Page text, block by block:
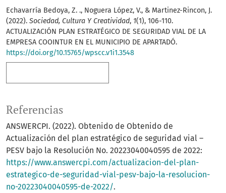
Echavarría Bedoya, Z. ., Noguera López, V., & Martinez-Rincon, J.
(2022). Sociedad, Cultura Y Creatividad, 1(1), 106-110.
ACTUALIZACIÓN PLAN ESTRATÉGICO DE SEGURIDAD VIAL DE LA
EMPRESA COOINTUR EN EL MUNICIPIO DE APARTADÓ.
https://doi.org/10.15765/wpscc.v1i1.3548
Referencias
ANSWERCPI. (2022). Obtenido de Obtenido de
Actualización del plan estratégico de seguridad vial –
PESV bajo la Resolución No. 20223040040595 de 2022:
https://www.answercpi.com/actualizacion-del-plan-
estrategico-de-seguridad-vial-pesv-bajo-la-resolucion-
no-20223040040595-de-2022/.